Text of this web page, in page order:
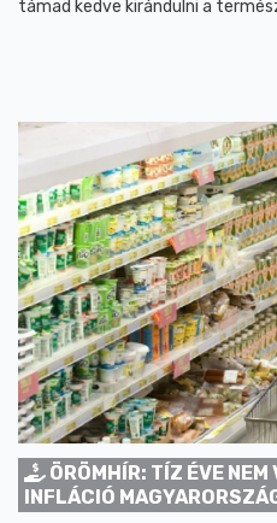
támad kedve kirándulni a
ÖRÖMHÍR: TÍZ ÉVE
INFLÁCIÓ